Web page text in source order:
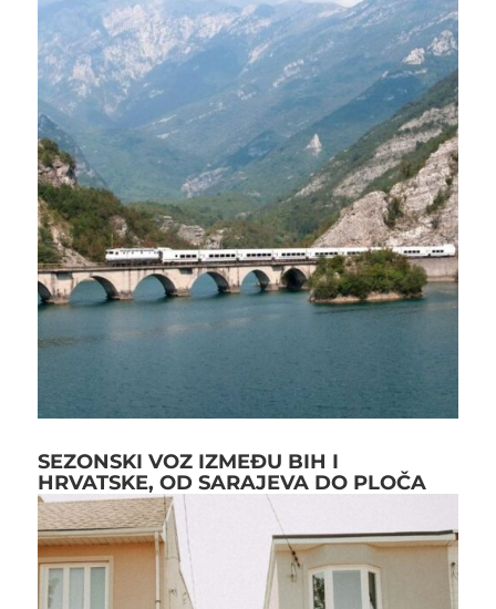
SEZONSKI VOZ IZMEĐU BIH I
HRVATSKE, OD SARAJEVA DO PLOČA